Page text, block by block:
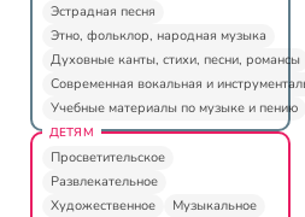
Эстрадная песня
Этно, фольклор, народная музыка
Духовные канты, стихи, песни, романсы
Современная вокальная и
Учебные материалы по музыке и пению
ДЕТЯМ
Просветительское
Развлекательное
Художественное
Музыкальное